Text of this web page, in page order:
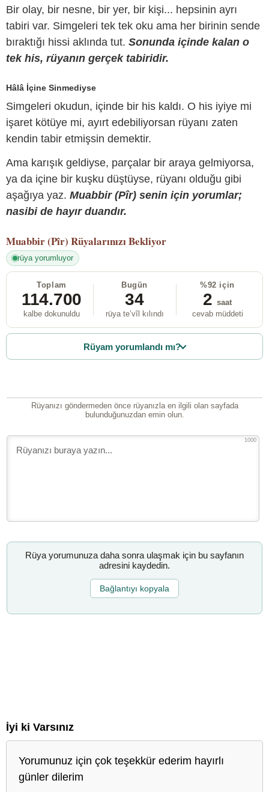
Bir olay, bir nesne, bir yer, bir kişi... hepsinin ayrı
tabiri var. Simgeleri tek tek oku ama her birinin sende
bıraktığı hissi aklında tut. Sonunda içinde kalan o
tek his, rüyanın gerçek tabiridir.
Hâlâ İçine Sinmediyse
Simgeleri okudun, içinde bir his kaldı. O his iyiye mi
işaret kötüye mi, ayırt edebiliyorsan rüyanı zaten
kendin tabir etmişsin demektir.
Ama karışık geldiyse, parçalar bir araya gelmiyorsa,
ya da içine bir kuşku düştüyse, rüyanı olduğu gibi
aşağıya yaz. Muabbir (Pîr) senin için yorumlar;
nasibi de hayır duandır.
Muabbir (Pîr) Rüyalarınızı Bekliyor
rüya yorumluyor
Toplam
114.700
kalbe dokunuldu
Bugün
34
rüya te’vîl kılındı
%92 için
2 saat
cevab müddeti
Rüyam yorumlandı mı?
Rüyanızı göndermeden önce rüyanızla en ilgili olan sayfada
bulunduğunuzdan emin olun.
1000
Rüya yorumunuza daha sonra ulaşmak için bu sayfanın
adresini kaydedin.
Bağlantıyı kopyala
İyi ki Varsınız
Yorumunuz için çok teşekkür ederim hayırlı
günler dilerim